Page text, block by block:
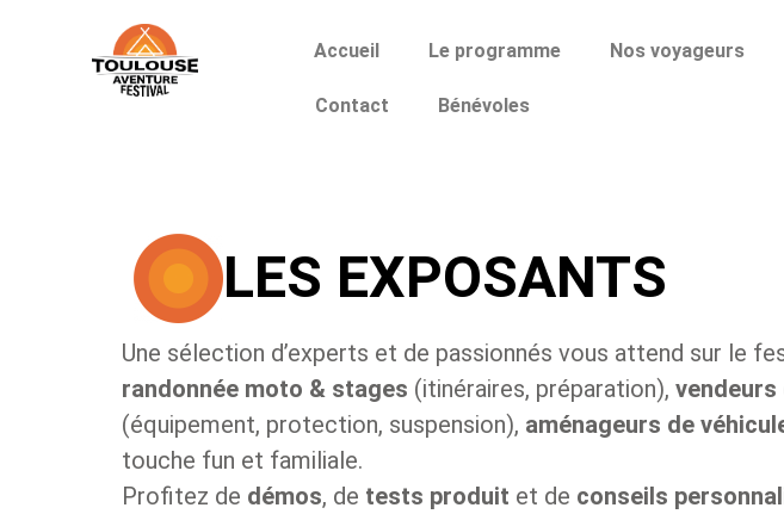
Accueil Le programme Nos voyageurs
Contact Bénévoles
LES EXPOSANTS
Une sélection d’experts et de passionnés vous attend sur le
randonnée moto & stages (itinéraires, préparation),
(équipement, protection, suspension), aménageurs de
touche fun et familiale.
Profitez de démos, de tests produit et de conseils